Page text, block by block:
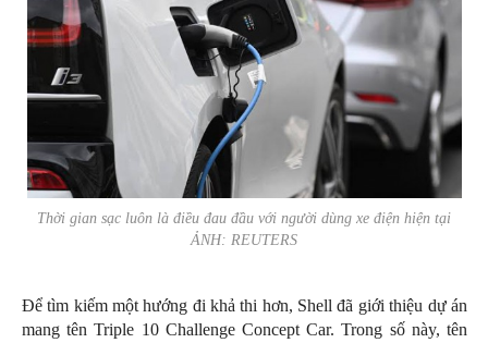
Thời gian sạc luôn là điều đau đầu với người dùng xe điện hiện tại
ẢNH: REUTERS
Để tìm kiếm một hướng đi khả thi hơn, Shell đã giới thiệu dự án
mang tên Triple 10 Challenge Concept Car. Trong số này, tên